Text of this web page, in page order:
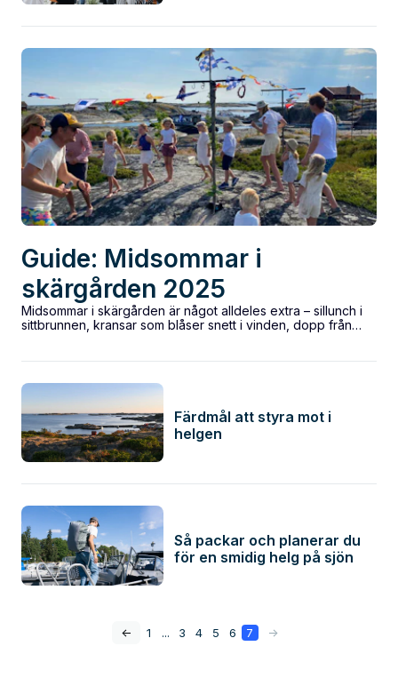
Guide: Midsommar i
skärgården 2025
Midsommar i skärgården är något alldeles extra – sillunch i
sittbrunnen, kransar som blåser snett i vinden, dopp från
Färdmål att styra mot i
helgen
Så packar och planerar du
för en smidig helg på sjön
<- 1 ... 3 4 5 6 7 ->